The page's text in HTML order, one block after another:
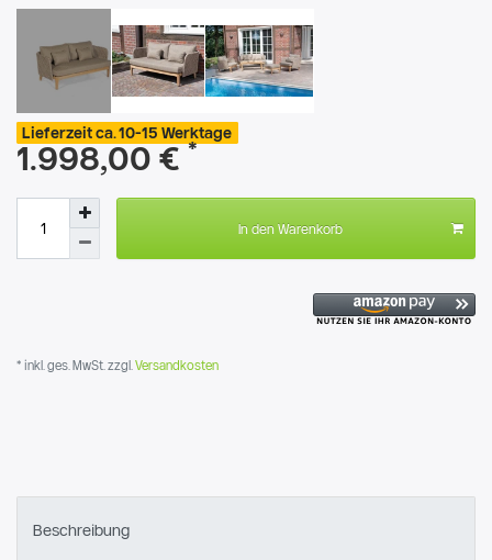
Lieferzeit ca. 10-15 Werktage
1.998,00 € *
In den Warenkorb
* inkl. ges. MwSt. zzgl. Versandkosten
Beschreibung